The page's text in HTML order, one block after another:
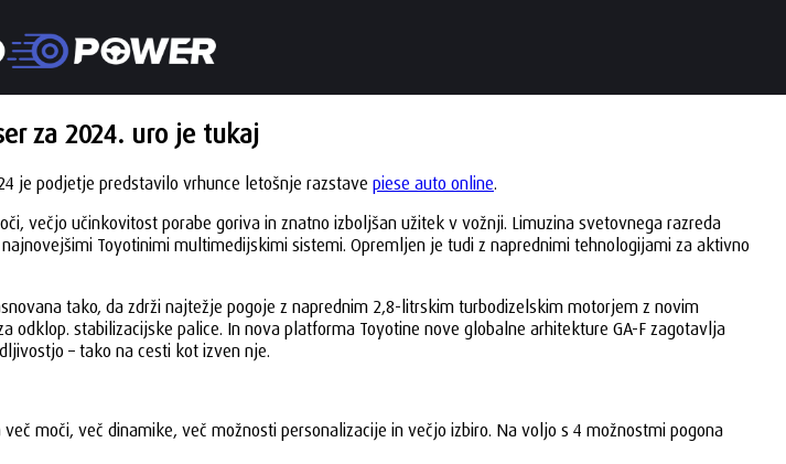
za 2024. uro je tukaj
je podjetje predstavilo vrhunce letošnje razstave piese auto online.
večjo učinkovitost porabe goriva in znatno izboljšan užitek v vožnji. Limuzina svetovnega razreda
Toyotinimi multimedijskimi sistemi. Opremljen je tudi z naprednimi tehnologijami za aktivno
tako, da zdrži najtežje pogoje z naprednim 2,8-litrskim turbodizelskim motorjem z novim
stabilizacijske palice. In nova platforma Toyotine nove globalne arhitekture GA-F zagotavlja
– tako na cesti kot izven nje.
moči, več dinamike, več možnosti personalizacije in večjo izbiro. Na voljo s 4 možnostmi pogona